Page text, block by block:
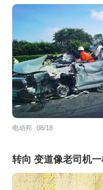
电动邦 08/18
转向 变道像老司机